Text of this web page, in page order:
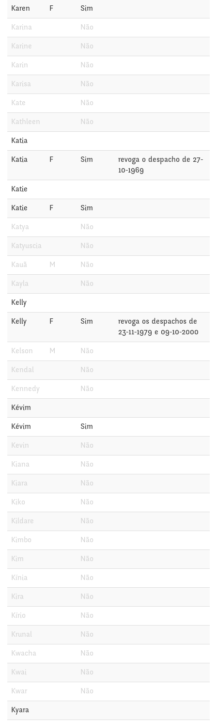
Karen F Sim
Karina Não
Karine Não
Karin Não
Karisa Não
Kate Não
Kathleen Não
Katia
Katia F Sim
revoga o despacho de 27-
10-1969
Katie
Katie F Sim
Katya Não
Katyuscia Não
Kauã M Não
Kayla Não
Kelly
Kelly F Sim
revoga os despachos de
23-11-1979 e 09-10-2000
Kelson M Não
Kendal Não
Kennedy Não
Kévim
Kévim Sim
Kevin Não
Kiana Não
Kiara Não
Kiko Não
Kildare Não
Kimbo Não
Kim Não
Kínia Não
Kira Não
Kírio Não
Krunal Não
Kwacha Não
Kwai Não
Kwar Não
Kyara